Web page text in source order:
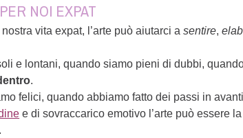
NOI EXPAT
vita expat, l’arte può aiutarci asentire,
e lontani, quando siamo pieni di dubbi,
.
felici, quando abbiamo fatto dei passi in
e di sovraccarico emotivo l’arte può essere